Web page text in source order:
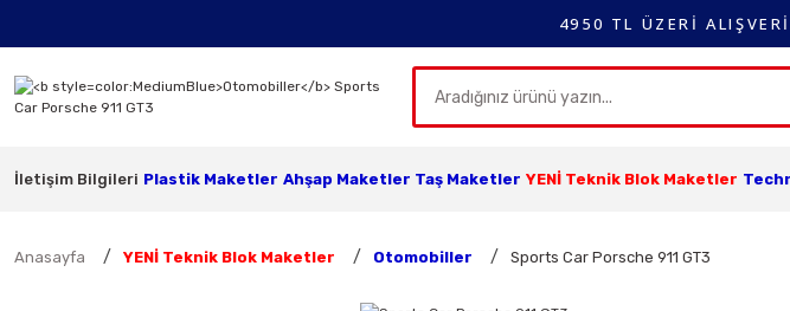
4950 TL ÜZERİ
İletişim Bilgileri Plastik Maketler Ahşap Maketler Taş Maketler YENİ Teknik Blok Maketler
Anasayfa YENİ Teknik Blok Maketler Otomobiller Sports Car Porsche 911 GT3